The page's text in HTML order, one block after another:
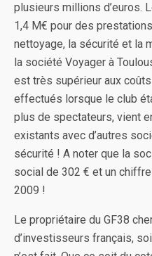
plusieurs millions d’euros.
1,4 M€ pour des
nettoyage, la sécurité et la
la société Voyager à
est très supérieur aux
effectués lorsque le club
plus de spectateurs, vient
existants avec d’autres
sécurité ! A noter que la
social de 302 € et un
2009 !
Le propriétaire du GF38
d’investisseurs français,